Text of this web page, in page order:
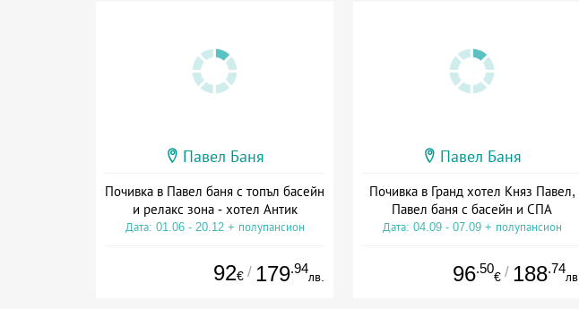
Павел Баня
Почивка в Павел баня с топъл басейн
и релакс зона - хотел Антик
Дата: 01.06 - 20.12 + полупансион
92€ / 179.94
лв.
Павел Баня
Почивка в Гранд хотел Княз Павел,
Павел баня с басейн и СПА
Дата: 04.09 - 07.09 + полупансион
96.50
€ / 188.74
лв.